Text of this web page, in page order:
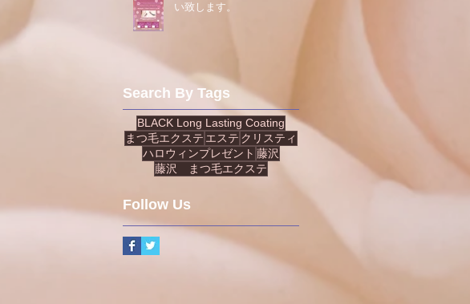
い致します。
Search By Tags
BLACK Long Lasting Coating
まつ毛エクステ エステ クリスティ
ハロウィンプレゼント 藤沢
藤沢 まつ毛エクステ
Follow Us